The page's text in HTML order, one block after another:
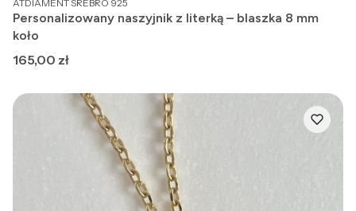
ATDIAMENT SREBRO 925
Personalizowany naszyjnik z literką – blaszka 8 mm
koło
Cena
165,00 zł